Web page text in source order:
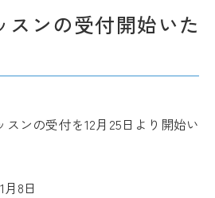
スンの受付開始いた
スンの受付を12月25日より開始い
8日